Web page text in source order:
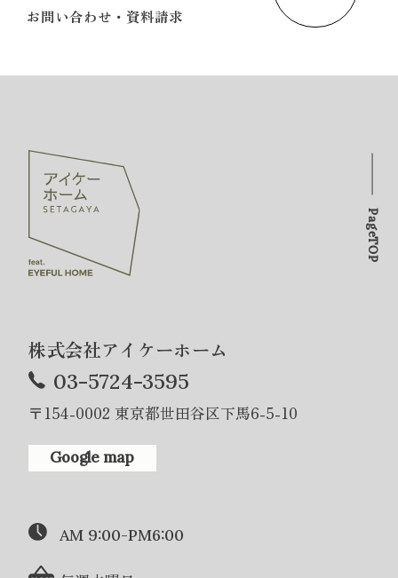
お問い合わせ・資料請求
株式会社アイケーホーム
03-5724-3595
〒154-0002 東京都世田谷区下馬6-5-10
Google map
AM 9:00-PM6:00
PageTOP